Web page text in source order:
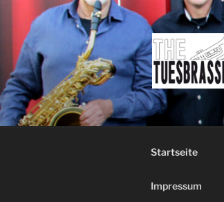
springen
Startseite
Impressum